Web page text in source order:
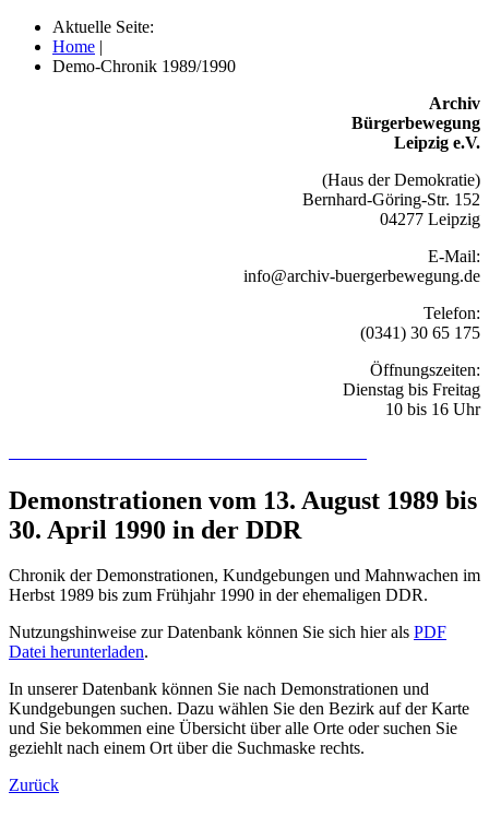
Aktuelle Seite:
Home |
Demo-Chronik 1989/1990
Archiv
Bürgerbewegung
Leipzig e.V.
(Haus der Demokratie)
Bernhard-Göring-Str. 152
04277 Leipzig
E-Mail:
info@archiv-buergerbewegung.de
Telefon:
(0341) 30 65 175
Öffnungszeiten:
Dienstag bis Freitag
10 bis 16 Uhr
Demonstrationen vom 13. August 1989 bis
30. April 1990 in der DDR
Chronik der Demonstrationen, Kundgebungen und Mahnwachen im
Herbst 1989 bis zum Frühjahr 1990 in der ehemaligen DDR.
Nutzungshinweise zur Datenbank können Sie sich hier als PDF
Datei herunterladen.
In unserer Datenbank können Sie nach Demonstrationen und
Kundgebungen suchen. Dazu wählen Sie den Bezirk auf der Karte
und Sie bekommen eine Übersicht über alle Orte oder suchen Sie
geziehlt nach einem Ort über die Suchmaske rechts.
Zurück